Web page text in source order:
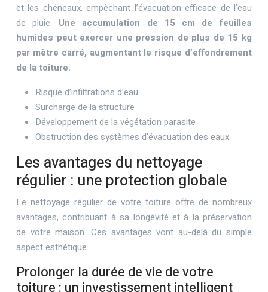
et les chéneaux, empêchant l’évacuation efficace de l’eau
de pluie. Une accumulation de 15 cm de feuilles
humides peut exercer une pression de plus de 15 kg
par mètre carré, augmentant le risque d’effondrement
de la toiture.
Risque d’infiltrations d’eau
Surcharge de la structure
Développement de la végétation parasite
Obstruction des systèmes d’évacuation des eaux
Les avantages du nettoyage
régulier : une protection globale
Le nettoyage régulier de votre toiture offre de nombreux
avantages, contribuant à sa longévité et à la préservation
de votre maison. Ces avantages vont au-delà du simple
aspect esthétique.
Prolonger la durée de vie de votre
toiture : un investissement intelligent